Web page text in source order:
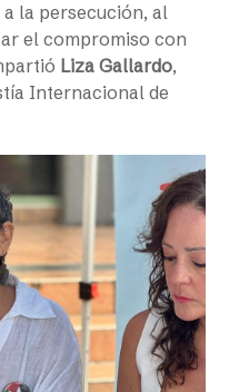
la persecución, al
el compromiso con
Liza Gallardo,
Internacional de